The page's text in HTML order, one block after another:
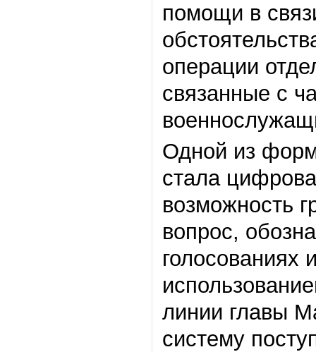
помощи в
операции
связанные с
Одной из форм
стала
возможность
вопрос,
линии главы
систему